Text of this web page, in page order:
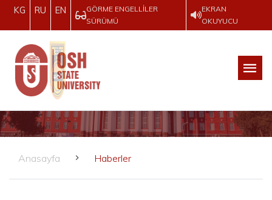
KG RU EN
GÖRME ENGELLILER
SÜRÜMÜ
EKRAN
OKUYUCU
Anasayfa Haberler